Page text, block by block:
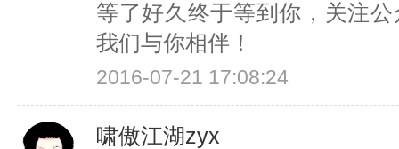
等了好久终于等到你，关注
我们与你相伴！
2016-07-21 17:08:24
啸傲江湖zyx